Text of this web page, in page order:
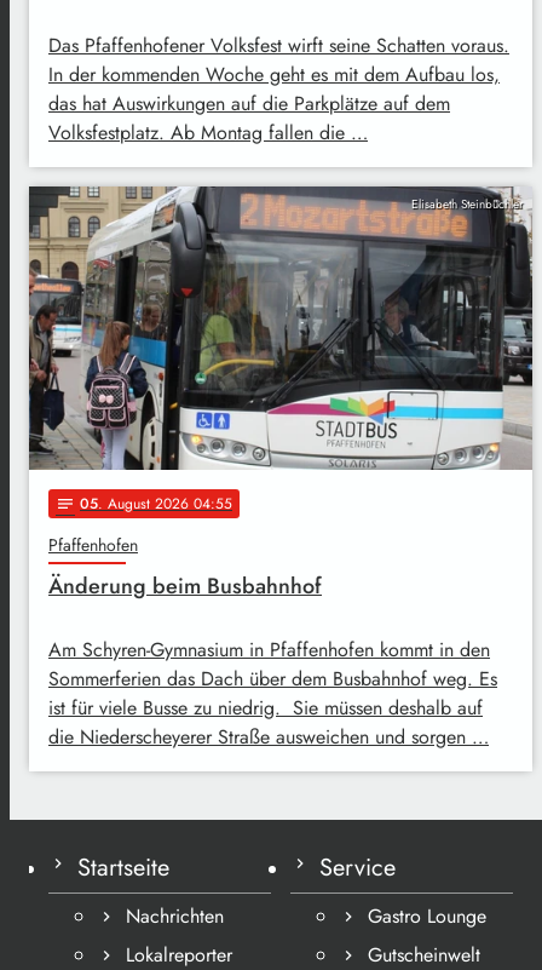
Das Pfaffenhofener Volksfest wirft seine Schatten voraus.
In der kommenden Woche geht es mit dem Aufbau los,
das hat Auswirkungen auf die Parkplätze auf dem
Volksfestplatz. Ab Montag fallen die …
Elisabeth Steinbüchler
notes 05. August 2026 04:55
Pfaffenhofen
Änderung beim Busbahnhof
Am Schyren-Gymnasium in Pfaffenhofen kommt in den
Sommerferien das Dach über dem Busbahnhof weg. Es
ist für viele Busse zu niedrig. Sie müssen deshalb auf
die Niederscheyerer Straße ausweichen und sorgen …
Startseite
Nachrichten
Lokalreporter
Service
Gastro Lounge
Gutscheinwelt